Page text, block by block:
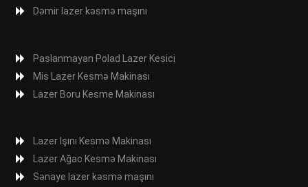
Dəmir lazer kəsmə maşını
Paslanmayan Polad Lazer Kesici
Mis Lazer Kesmə Makinası
Lazer Boru Kesme Makinası
Lazer Işını Kesmə Makinası
Lazer Ağac Kesmə Makinası
Sənaye lazer kəsmə maşını